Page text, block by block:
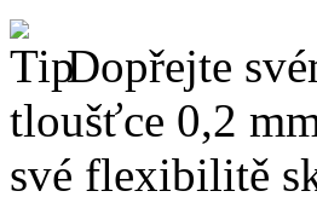
Dopřejte
tloušťce 0,2
své flexibilitě